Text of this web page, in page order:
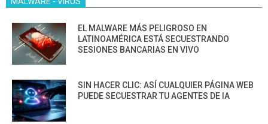
EL MALWARE MÁS PELIGROSO EN
LATINOAMÉRICA ESTÁ SECUESTRANDO
SESIONES BANCARIAS EN VIVO
SIN HACER CLIC: ASÍ CUALQUIER PÁGINA WEB
PUEDE SECUESTRAR TU AGENTES DE IA